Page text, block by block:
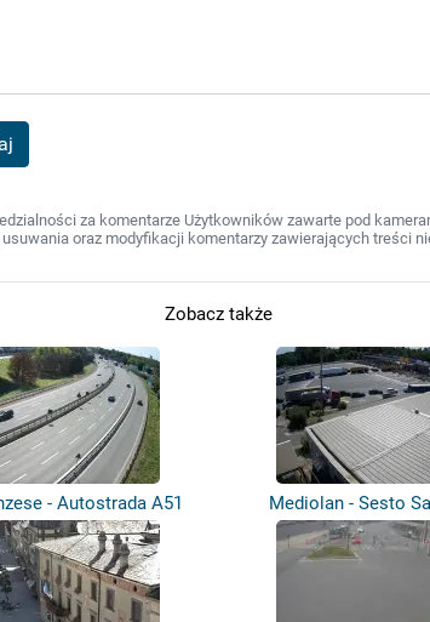
za komentarze Użytkowników zawarte pod
oraz modyfikacji komentarzy zawierających treści
Zobacz także
- Autostrada A51
(Tangen...
Mediolan - Sesto